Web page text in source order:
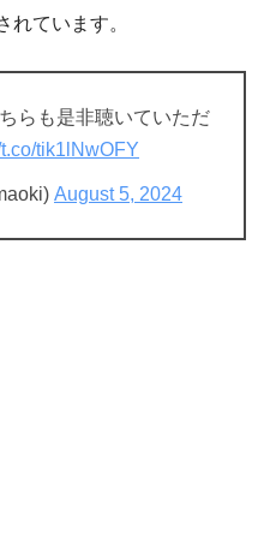
れています。
らも是非聴いていただ
t.co/tik1lNwOFY
August 5, 2024